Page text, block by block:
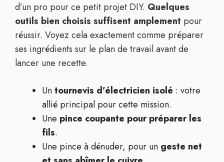
d’un pro pour ce petit projet DIY. Quelques
outils bien choisis suffisent amplement pour
réussir. Voyez cela exactement comme préparer
ses ingrédients sur le plan de travail avant de
lancer une recette.
Untournevis d’électricien isolé : votre
allié principal pour cette mission.
Une pince coupante pour préparer les
fils.
Une pince à dénuder, pour un geste net